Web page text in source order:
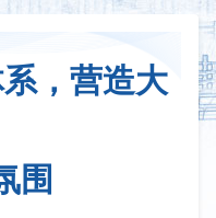
，营造大
围